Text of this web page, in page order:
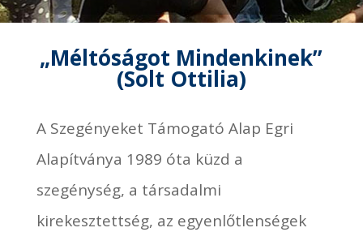
„Méltóságot Mindenkinek”
(Solt Ottilia)
A Szegényeket Támogató Alap Egri
Alapítványa 1989 óta küzd a
szegénység, a társadalmi
kirekesztettség, az egyenlőtlenségek